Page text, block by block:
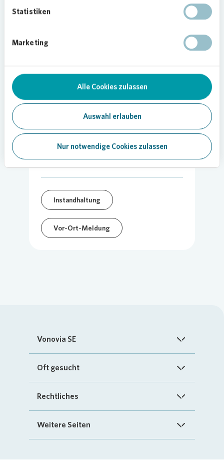
Statistiken
Marketing
Alle Cookies zulassen
Auswahl erlauben
Nur notwendige Cookies zulassen
Insgesamt hat
in Frankfurt einen Bestand
Bild:Vonovia
Teilen
Instandhaltung
Vor-Ort-Meldung
Vonovia SE
Startseite
Investoren
Oft gesucht
FAQ
„Mein Vonovia“ App
Mein Zuhause
Rechtliches
Impressum
Weitere Seiten